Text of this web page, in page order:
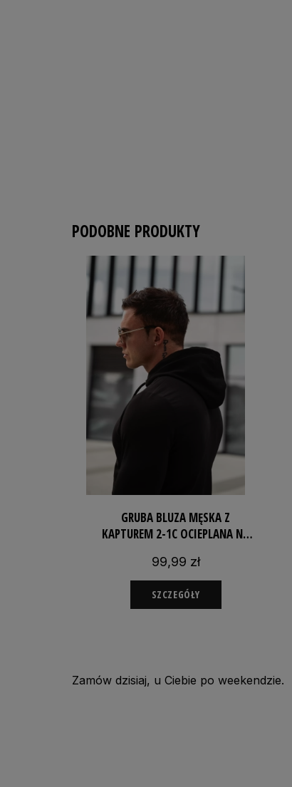
PODOBNE PRODUKTY
GRUBA BLUZA MĘSKA Z
KAPTUREM 2-1C OCIEPLANA NA
99,99 zł
SZCZEGÓŁY
Zamów dzisiaj, u Ciebie po weekendzie.